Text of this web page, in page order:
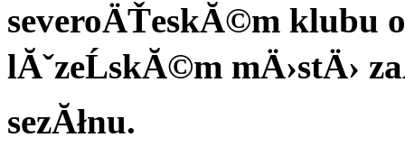
severoÄŤeskĂ©m klubu
lĂˇzeĹskĂ©m mÄ›stÄ›
sezĂłnu.